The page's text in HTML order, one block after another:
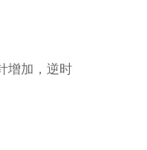
增加，逆时